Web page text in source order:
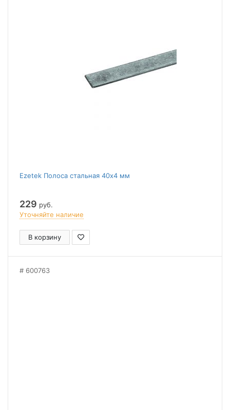
Ezetek Полоса стальная 40х4 мм
229 руб.
Уточняйте наличие
В корзину
600763